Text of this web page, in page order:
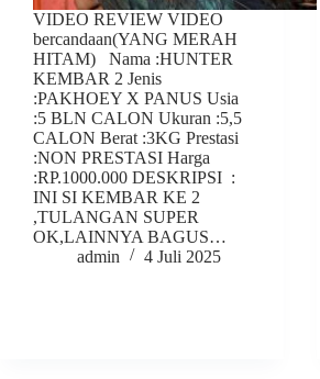
VIDEO REVIEW VIDEO
bercandaan(YANG MERAH
HITAM) Nama :HUNTER
KEMBAR 2 Jenis
:PAKHOEY X PANUS Usia
:5 BLN CALON Ukuran :5,5
CALON Berat :3KG Prestasi
:NON PRESTASI Harga
:RP.1000.000 DESKRIPSI :
INI SI KEMBAR KE 2
,TULANGAN SUPER
OK,LAINNYA BAGUS…
admin
4 Juli 2025